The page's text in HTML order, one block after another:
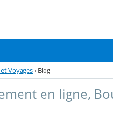
Voyages› Blog
en ligne,